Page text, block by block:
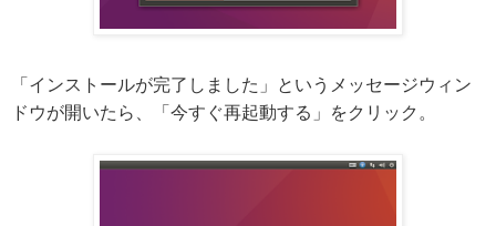
「インストールが完了しました」というメッセージウィン
ドウが開いたら、「今すぐ再起動する」をクリック。